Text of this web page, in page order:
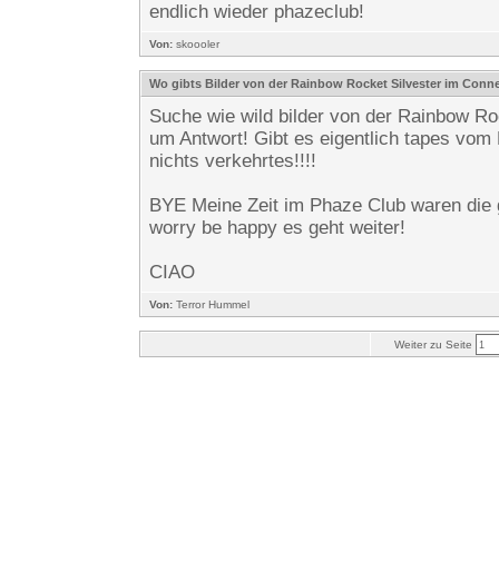
endlich wieder phazeclub!
Von: skoooler
Wo gibts Bilder von der Rainbow Rocket Silvester im
Suche wie wild bilder von der Rainbow
um Antwort! Gibt es eigentlich tapes
nichts verkehrtes!!!!
BYE Meine Zeit im Phaze Club waren
worry be happy es geht weiter!
CIAO
Von: Terror Hummel
Weiter zu Seite